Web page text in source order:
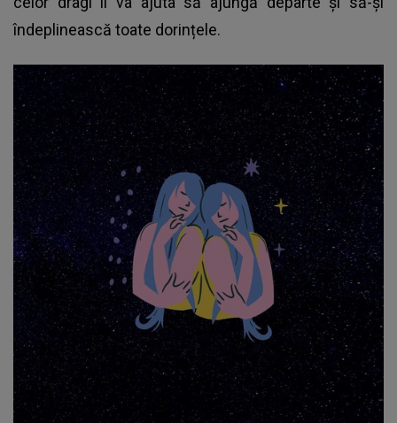
îndeplinească toate dorințele.